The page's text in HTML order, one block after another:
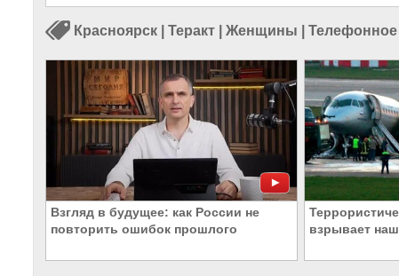
Красноярск Теракт Женщины
Взгляд в будущее: как России не
повторить ошибок прошлого
взрывает